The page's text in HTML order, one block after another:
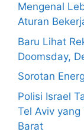
Mengenal
Aturan
Baru Lihat
Doomsday,
Sorotan
Polisi Israel
Tel Aviv yang
Barat